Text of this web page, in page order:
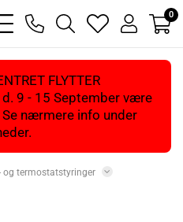
bars
light
phone
magnifying
glass
heart
light
user
light
0
FLYTTER
9 - 15 September være
nærmere info under
og termostatstyringer